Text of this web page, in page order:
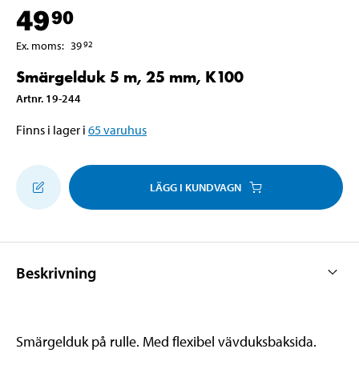
4990
Ex. moms: 3992
Smärgelduk 5 m, 25 mm, K100
Artnr. 19-244
Finns i lager i 65varuhus
LÄGG I KUNDVAGN
Beskrivning
Smärgelduk på rulle. Med flexibel vävduksbaksida.